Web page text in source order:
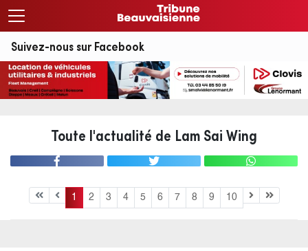
Suivez-nous sur Facebook
Toute l'actualité de Lam Sai Wing
1 2 3 4 5 6 7 8 9 10